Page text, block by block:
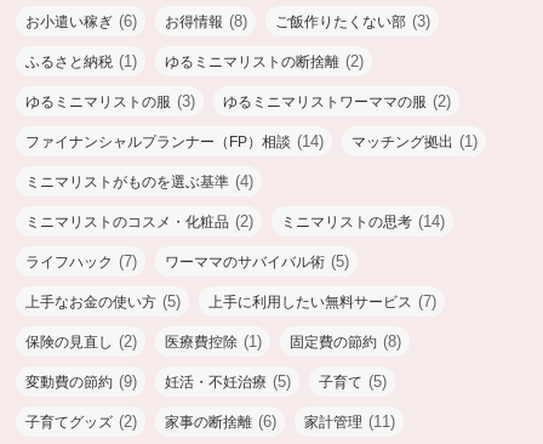
お小遣い稼ぎ (6) お得情報 (8) ご飯作りたくない部 (3)
ふるさと納税 (1) ゆるミニマリストの断捨離 (2)
ゆるミニマリストの服 (3) ゆるミニマリストワーママの服 (2)
ファイナンシャルプランナー（FP）相談 (14) マッチング拠出 (1)
ミニマリストがものを選ぶ基準 (4)
ミニマリストのコスメ・化粧品 (2) ミニマリストの思考 (14)
ライフハック (7) ワーママのサバイバル術 (5)
上手なお金の使い方 (5) 上手に利用したい無料サービス (7)
保険の見直し (2) 医療費控除 (1) 固定費の節約 (8)
変動費の節約 (9) 妊活・不妊治療 (5) 子育て (5)
子育てグッズ (2) 家事の断捨離 (6) 家計管理 (11)